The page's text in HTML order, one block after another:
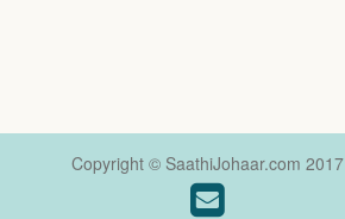
Copyright © SaathiJohaar.com 2017